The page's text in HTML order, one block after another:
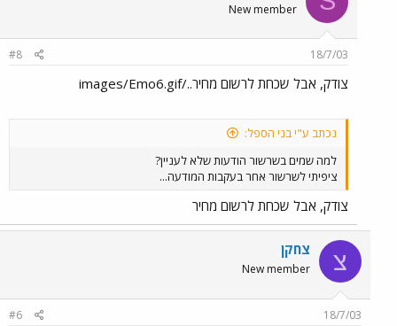
New member
18/7/03
#8
צודק, אבל שכחת לרשום מחיר../images/Emo6.gif
נכתב ע"י בני הספל:
למה שמים בשרשור הודעות שלא לעניין?
ציפיתי לשרשור אחר בעקבות המודעה...
צודק, אבל שכחת לרשום מחיר
צ צחקן
New member
18/7/03
#6